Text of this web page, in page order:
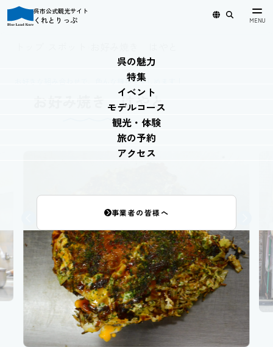
呉市公式観光サイト
くれとりっぷ
呉の魅力
特集
イベント
モデルコース
観光・体験
旅の予約
アクセス
事業者の皆様へ
お好きな組み合わせで、色んな種類を楽しめます！
お好み焼き はやと